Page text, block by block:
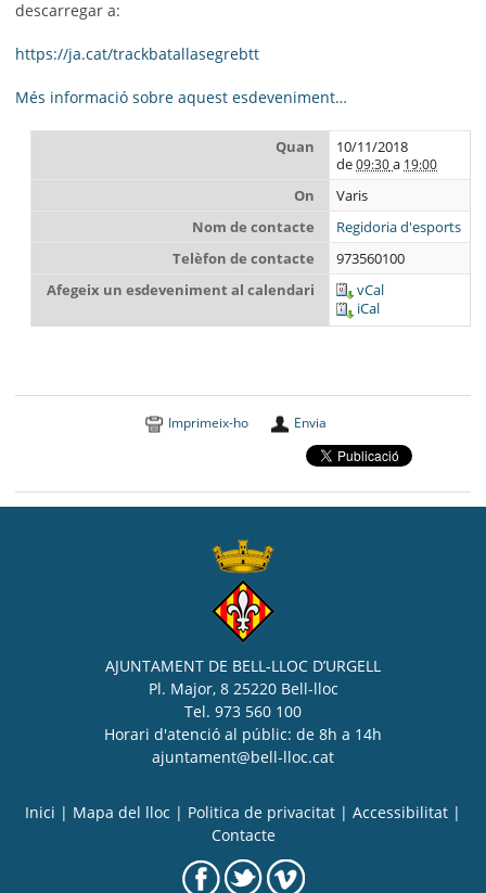
descarregar a:
https://ja.cat/trackbatallasegrebtt
Més informació sobre aquest esdeveniment…
Quan
10/11/2018
de09:30 a 19:00
On
Varis
Nom de contacte
Regidoria d'esports
Telèfon de contacte
973560100
Afegeix un esdeveniment al calendari
vCal
iCal
Imprimeix-ho Envia
AJUNTAMENT DE BELL-LLOC D’URGELL
Pl. Major, 8 25220 Bell-lloc
Tel. 973 560 100
Horari d'atenció al públic: de 8h a 14h
ajuntament@bell-lloc.cat
Inici | Mapa del lloc | Politica de privacitat | Accessibilitat |
Contacte